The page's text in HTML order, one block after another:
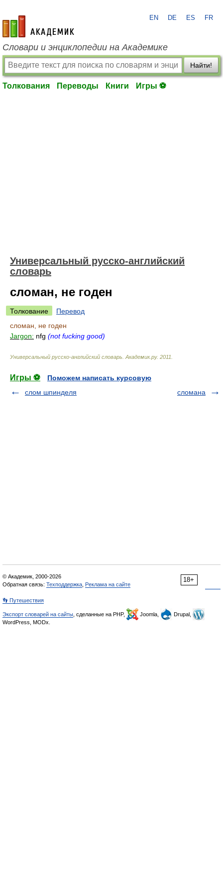
academic.ru
EN DE ES FR
Словари и энциклопедии на Академике
Найти!
Толкования Переводы Книги Игры ⚽
Универсальный русско-английский
словарь
сломан, не годен
Толкование
Перевод
сломан, не годен
Jargon: nfg (not fucking good)
Универсальный русско-английский словарь Академик.ру. 2011
Игры ⚽
Поможем написать курсовую
слом шпинделя
сломана
18+
© Академик, 2000-2026
Обратная связь: Техподдержка Реклама на сайте
👣 Путешествия
Экспорт словарей на сайты , сделанные на PHP, Joomla,
Drupal,
WordPress, MODx.